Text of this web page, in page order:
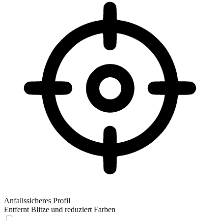
Anfallssicheres Profil
Entfernt Blitze und reduziert Farben